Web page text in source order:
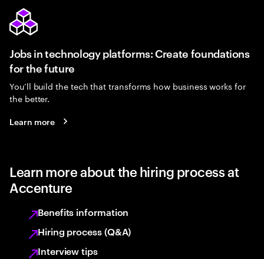
Jobs in technology platforms: Create foundations
for the future
You’ll build the tech that transforms how business works for
the better.
Learn more
Learn more about the hiring process at
Accenture
Benefits information
Hiring process (Q&A)
Interview tips